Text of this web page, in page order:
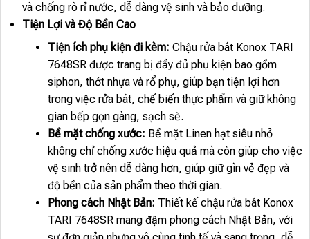
và chống rò rỉ nước, dễ dàng vệ sinh và bảo dưỡng.
Tiện Lợi và Độ Bền Cao
Tiện ích phụ kiện đi kèm: Chậu rửa bát Konox TARI
7648SR được trang bị đầy đủ phụ kiện bao gồm
siphon, thớt nhựa và rổ phụ, giúp bạn tiện lợi hơn
trong việc rửa bát, chế biến thực phẩm và giữ không
gian bếp gọn gàng, sạch sẽ.
Bề mặt chống xước: Bề mặt Linen hạt siêu nhỏ
không chỉ chống xước hiệu quả mà còn giúp cho việc
vệ sinh trở nên dễ dàng hơn, giúp giữ gìn vẻ đẹp và
độ bền của sản phẩm theo thời gian.
Phong cách Nhật Bản: Thiết kế chậu rửa bát Konox
TARI 7648SR mang đậm phong cách Nhật Bản, với